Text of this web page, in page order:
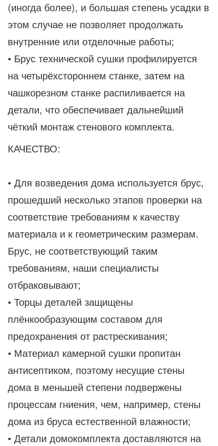
(иногда более), и большая степень усадки в
этом случае не позволяет продолжать
внутренние или отделочные работы;
• Брус технической сушки профилируется
на четырёхстороннем станке, затем на
чашкорезном станке распиливается на
детали, что обеспечивает дальнейший
чёткий монтаж стенового комплекта.
КАЧЕСТВО:
• Для возведения дома используется брус,
прошедший несколько этапов проверки на
соответствие требованиям к качеству
материала и к геометрическим размерам.
Брус, не соответствующий таким
требованиям, наши специалисты
отбраковывают;
• Торцы деталей защищены
плёнкообразующим составом для
предохранения от растрескивания;
• Материал камерной сушки пропитан
антисептиком, поэтому несущие стены
дома в меньшей степени подвержены
процессам гниения, чем, например, стены
дома из бруса естественной влажности;
• Детали домокомплекта доставляются на